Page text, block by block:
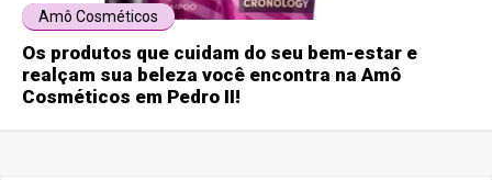
Amô Cosméticos
Os produtos que cuidam do seu bem-estar e
realçam sua beleza você encontra na Amô
Cosméticos em Pedro II!